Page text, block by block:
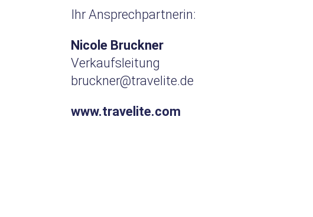
Ihr Ansprechpartnerin:
Nicole Bruckner
Verkaufsleitung
bruckner@travelite.de
www.travelite.com